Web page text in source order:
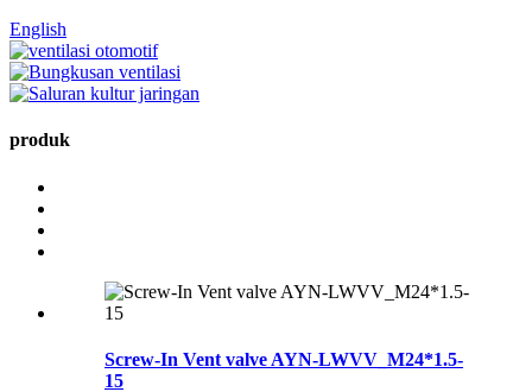
English
produk
Screw-In Vent valve AYN-LWVV_M24*1.5-
15